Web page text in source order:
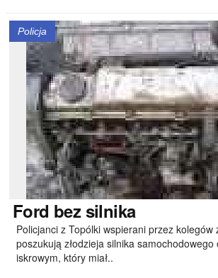
Policja
Ford bez silnika
Policjanci z Topólki wspierani przez kolegów
poszukują złodzieja silnika samochodowego
iskrowym, który miał..